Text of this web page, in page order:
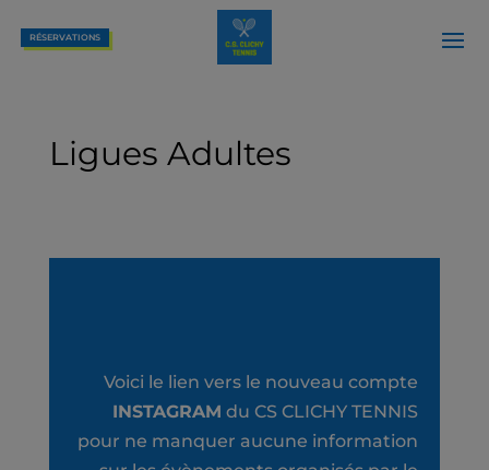
RÉSERVATIONS
Ligues Adultes
Voici le lien vers le nouveau compte
INSTAGRAM du CS CLICHY TENNIS
pour ne manquer aucune information